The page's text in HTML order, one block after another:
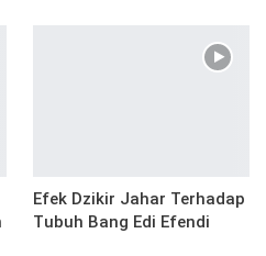
Efek Dzikir Jahar Terhadap
Tubuh Bang Edi Efendi